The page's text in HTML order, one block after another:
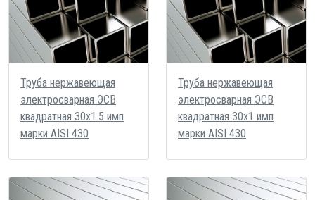
Труба нержавеющая
электросварная ЭСВ
квадратная 30х1.5 имп
марки AISI 430
Труба нержавеющая
электросварная ЭСВ
квадратная 30х1 имп
марки AISI 430